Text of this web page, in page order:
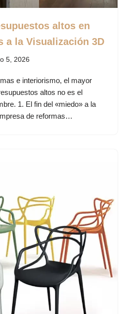
altos en
a la Visualización 3D
5, 2026
e interiorismo, el mayor
altos no es el
1. El fin del «miedo» a la
de reformas…